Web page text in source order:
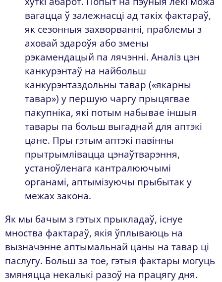
вагацца ў залежнасці ад такіх фактараў,
як сезонныя захворванні, праблемы з
аховай здароўя або змены
рэкамендацый па лячэнні. Аналіз цэн
канкурэнтаў на найбольш
канкурэнтаздольны тавар («якарны
тавар») у першую чаргу прыцягвае
пакупніка, які потым набывае іншыя
тавары па больш выгаднай для аптэкі
цане. Пры гэтым аптэкі павінны
прытрымлівацца цэнаўтварэння,
устаноўленага кантралюючымі
органамі, аптымізуючы прыбытак у
межах закона.
Як мы бачым з гэтых прыкладаў, існуе
мноства фактараў, якія ўплываюць на
вызначэнне аптымальнай цаны на тавар ці
паслугу. Больш за тое, гэтыя фактары могуць
змяняцца некалькі разоў на працягу дня.